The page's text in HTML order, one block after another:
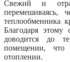
Свежий и
перемешиваясь,
теплообменника
Благодаря этому
доводится до
помещении, что
отоплении.